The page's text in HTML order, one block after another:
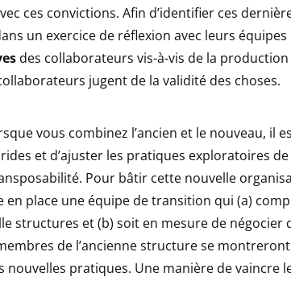
ces convictions. Afin d’identifier ces
un exercice de réflexion avec leurs
des collaborateurs vis-à-vis de la
jugent de la validité des choses.
vous combinez l’ancien et le nouveau, il
et d’ajuster les pratiques exploratoires
Pour bâtir cette nouvelle
en place une équipe de transition qui (a)
structures et (b) soit en mesure de négocier
de l’ancienne structure se
nouvelles pratiques. Une manière de vaincre